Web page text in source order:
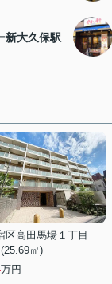
新大久保駅
区高田馬場１丁目
㎡)
万円